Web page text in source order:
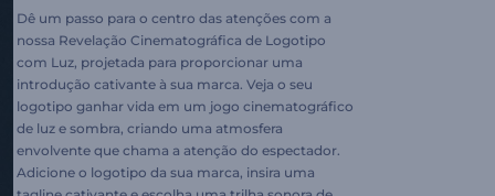
Dê um passo para o centro das atenções com a
nossa Revelação Cinematográfica de Logotipo
com Luz, projetada para proporcionar uma
introdução cativante à sua marca. Veja o seu
logotipo ganhar vida em um jogo cinematográfico
de luz e sombra, criando uma atmosfera
envolvente que chama a atenção do espectador.
Adicione o logotipo da sua marca, insira uma